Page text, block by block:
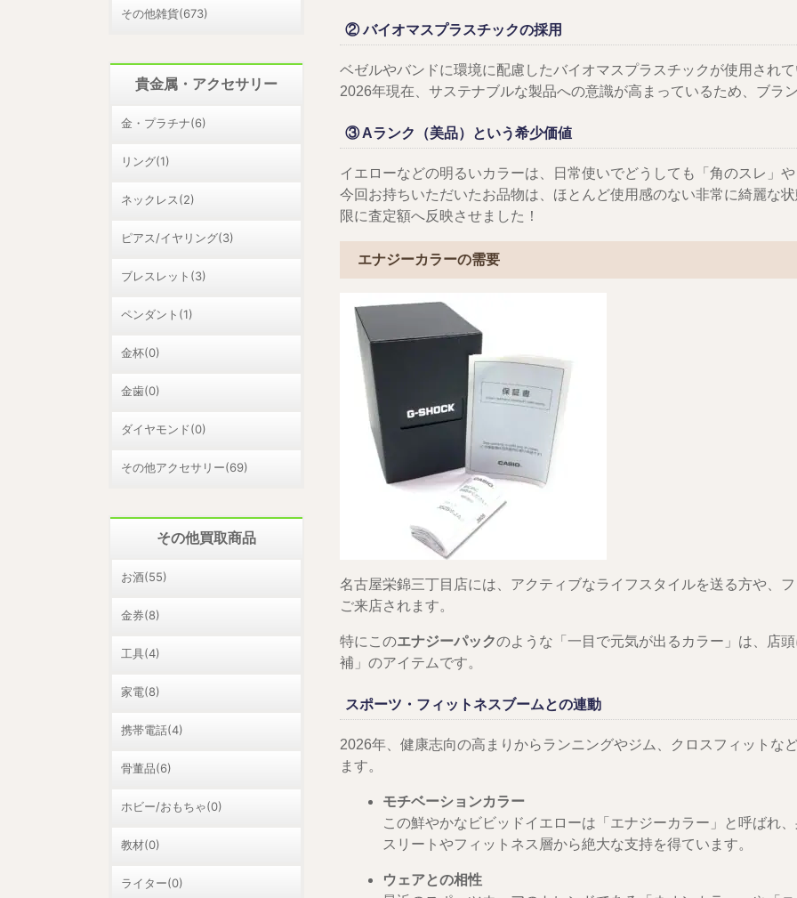
② バイオマスプラスチックの採用
ベゼルやバンドに環境に配慮したバイオマスプラスチックが使用されて
2026年現在、サステナブルな製品への意識が高まっているため、ブラ
③ Aランク（美品）という希少価値
イエローなどの明るいカラーは、日常使いでどうしても「角のスレ」や
今回お持ちいただいたお品物は、ほとんど使用感のない非常に綺麗な
限に査定額へ反映させました！
エナジーカラーの需要
名古屋栄錦三丁目店には、アクティブなライフスタイルを送る方や、
ご来店されます。
特にこのエナジーパックのような「一目で元気が出るカラー」は、店
補」のアイテムです。
スポーツ・フィットネスブームとの連動
2026年、健康志向の高まりからランニングやジム、クロスフィットな
ます。
モチベーションカラー
この鮮やかなビビッドイエローは「エナジーカラー」と呼ばれ
スリートやフィットネス層から絶大な支持を得ています。
ウェアとの相性
その他雑貨(673)
貴金属・アクセサリー
金・プラチナ(6)
リング(1)
ネックレス(2)
ピアス/イヤリング(3)
ブレスレット(3)
ペンダント(1)
金杯(0)
金歯(0)
ダイヤモンド(0)
その他アクセサリー(69)
その他買取商品
お酒(55)
金券(8)
工具(4)
家電(8)
携帯電話(4)
骨董品(6)
ホビー/おもちゃ(0)
教材(0)
ライター(0)